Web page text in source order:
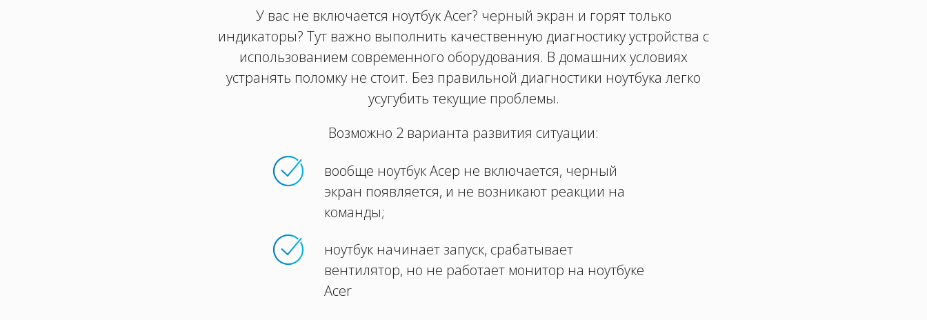
У вас не включается ноутбук Acer? черный экран и горят только
индикаторы? Тут важно выполнить качественную диагностику устройства с
использованием современного оборудования. В домашних условиях
устранять поломку не стоит. Без правильной диагностики ноутбука легко
усугубить текущие проблемы.
Возможно 2 варианта развития ситуации:
вообще ноутбук Асер не включается, черный
экран появляется, и не возникают реакции на
команды;
ноутбук начинает запуск, срабатывает
вентилятор, но не работает монитор на ноутбуке
Acer